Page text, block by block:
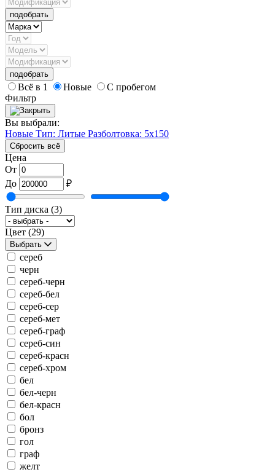
подобрать
подобрать
Всё в 1 Новые
С пробегом
Фильтр
Вы выбрали:
Новые Тип: Литые Разболтовка: 5x150
Сбросить всё
Цена
От
До
₽
Тип диска (3)
Цвет (29)
Выбрать
сереб
черн
сереб-черн
сереб-бел
сереб-сер
сереб-мет
сереб-граф
сереб-син
сереб-красн
сереб-хром
бел
бел-черн
бел-красн
бол
бронз
гол
граф
желт